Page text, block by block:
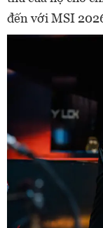
đến với MSI